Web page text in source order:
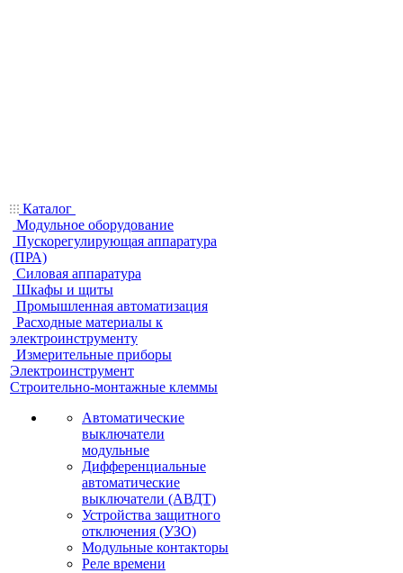
Каталог
Модульное оборудование
Пускорегулирующая аппаратура
(ПРА)
Силовая аппаратура
Шкафы и щиты
Промышленная автоматизация
Расходные материалы к
электроинструменту
Измерительные приборы
Электроинструмент
Строительно-монтажные клеммы
Автоматические
выключатели
модульные
Дифференциальные
автоматические
выключатели (АВДТ)
Устройства защитного
отключения (УЗО)
Модульные контакторы
Реле времени